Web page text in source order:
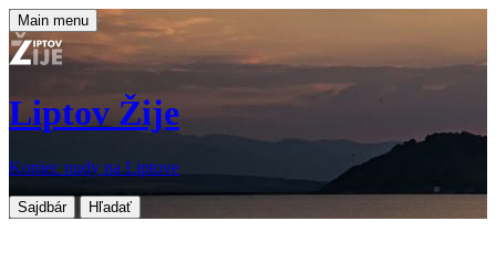
Main menu
Liptov Žije
Koniec nudy na Liptove
Sajdbár Hľadať